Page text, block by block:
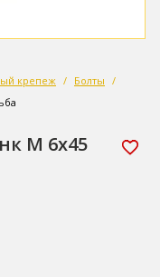
крепеж
Болты
М 6х45